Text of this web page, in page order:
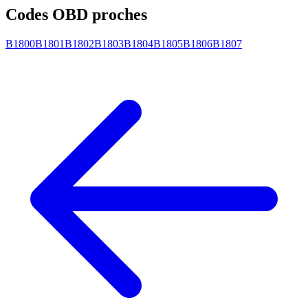
Codes OBD proches
B1800B1801B1802B1803B1804B1805B1806B1807